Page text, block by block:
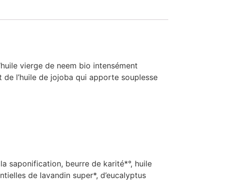
vierge de neem bio intensément
l’huile de jojoba qui apporte souplesse
saponification, beurre de karité*°, huile
de lavandin super*, d’eucalyptus